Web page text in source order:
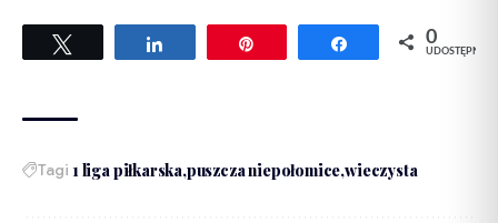
Udostępnij Udostępnij
0
UDOSTĘPNIEŃ
Tagi 1 liga piłkarska puszcza niepołomice wieczysta